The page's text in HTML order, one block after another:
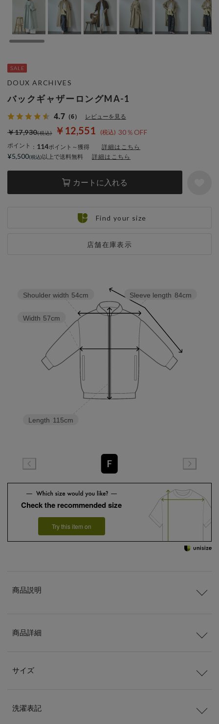
バックギャザーロングMA-1
4.7 （6） レビューを見る
￥12,551 30％OFF
￥17,930
ポイント ： 114ポイント～獲得 詳細はこちら
カートに入れる
店舗在庫表示
DOUX ARCHIVES
¥5,500 以上で送料無料 詳細はこちら
Find your size
Sleeve length 84cm
Length 115cm
Width 57cm
Shoulder width 54cm
F
Check the recommended size
Try this item on
商品説明
商品詳細
サイズ
洗濯表記